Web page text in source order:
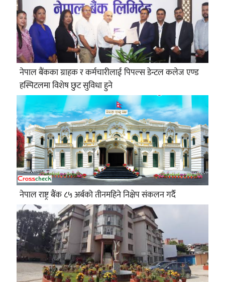
नेपाल बैंकका ग्राहक र कर्मचारीलाई पिपल्स डेन्टल कलेज एण्ड
हस्पिटलमा विशेष छुट सुविधा हुने
नेपाल राष्ट्र बैंक ८५ अर्बको तीनमहिने निक्षेप संकलन गर्दै